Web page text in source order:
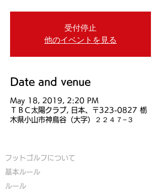
受付停止
他のイベントを見る
Date and venue
May 18, 2019, 2:20 PM
ＴＢＣ太陽クラブ, 日本、〒323-0827 栃
木県小山市神鳥谷（大字）２２４７−３
フットゴルフについて
基本ルール
ルール